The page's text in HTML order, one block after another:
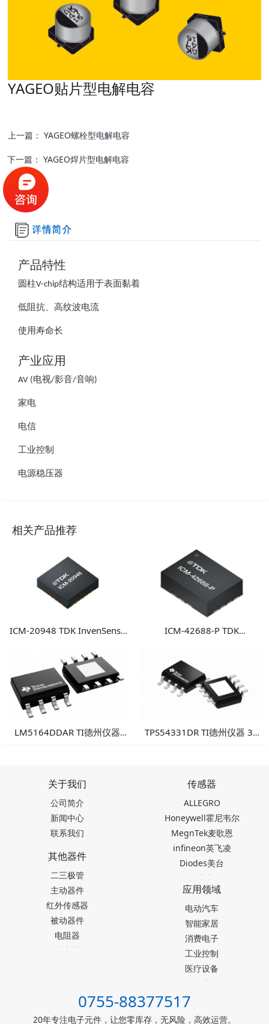
YAGEO贴片型电解电容
上一篇：YAGEO螺栓型电解电容
下一篇：YAGEO焊片型电解电容
产品特性
圆柱V-chip结构适用于表面黏着
低阻抗、高纹波电流
使用寿命长
产业应用
AV (电视/影音/音响)
家电
电信
工业控制
电源稳压器
相关产品推荐
ICM-20948 TDK InvenSense
合运动检测方案
ICM-42688-P TDK
LM5164DDAR TI德州仪器
TPS54331DR TI德州仪器 3A
关于我们
公司简介
新闻中心
联系我们
传感器
ALLEGRO
Honeywell霍尼韦尔
MegnTek麦歌恩
infineon英飞凌
Diodes美台
TDK东电化
SEIKO精工
Akm旭化成
Melexis迈来芯
NICERA尼塞拉
TI德州仪器
台产松术songhall
ST意法半导体
罗姆ROHM
其他器件
二三极管
主动器件
红外传感器
被动器件
电阻器
电容器
应用领域
电动汽车
智能家居
消费电子
工业控制
医疗设备
仪器仪表
能源设施
0755-88377517
20年专注电子元件，让您零库存，无风险，高效运营。